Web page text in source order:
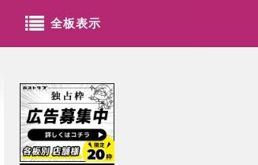
全板表示